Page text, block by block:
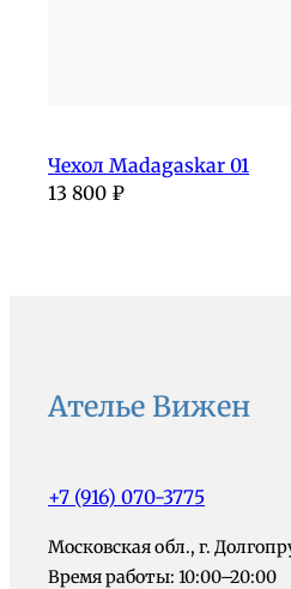
Чехол Madagaskar 01
13 800 ₽
Ателье Вижен
+7 (916) 070-3775
Московская обл., г.
Время работы: 10:00–20:00